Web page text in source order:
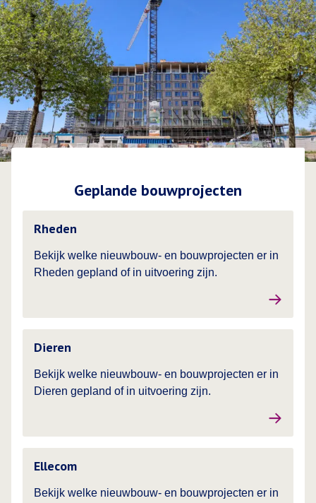
Geplande bouwprojecten
Rheden
Bekijk welke nieuwbouw- en bouwprojecten er in
Rheden gepland of in uitvoering zijn.
Dieren
Bekijk welke nieuwbouw- en bouwprojecten er in
Dieren gepland of in uitvoering zijn.
Ellecom
Bekijk welke nieuwbouw- en bouwprojecten er in